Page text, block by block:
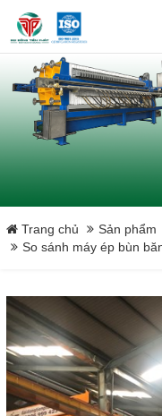
Close
Trang chủ Sản phẩm
So sánh máy ép bùn